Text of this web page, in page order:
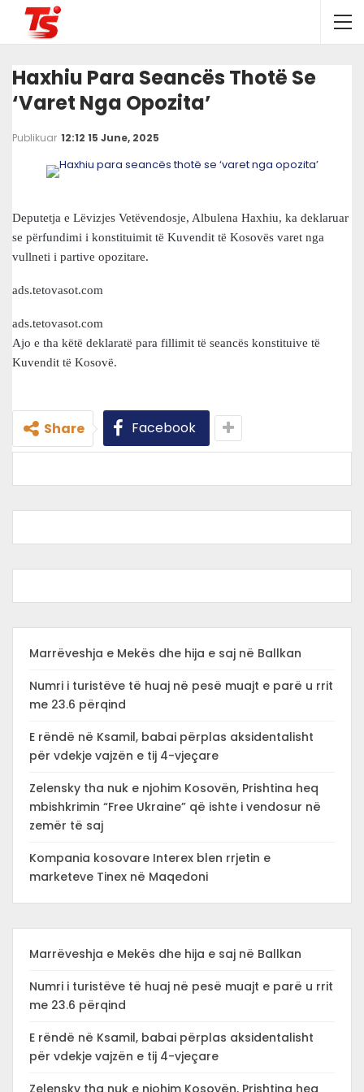
Haxhiu Para Seancës Thotë Se
‘varet Nga Opozita’
Publikuar 12:12 15 June, 2025
Deputetja e Lëvizjes Vetëvendosje, Albulena Haxhiu, ka deklaruar
se përfundimi i konstituimit të Kuvendit të Kosovës varet nga
vullneti i partive opozitare.
ads.tetovasot.com
ads.tetovasot.com
Ajo e tha këtë deklaratë para fillimit të seancës konstituive të
Kuvendit të Kosovë.
Share Facebook
Marrëveshja e Mekës dhe hija e saj në Ballkan
Numri i turistëve të huaj në pesë muajt e parë u rrit
me 23.6 përqind
E rëndë në Ksamil, babai përplas aksidentalisht
për vdekje vajzën e tij 4-vjeçare
Zelensky tha nuk e njohim Kosovën, Prishtina heq
mbishkrimin “Free Ukraine” që ishte i vendosur në
zemër të saj
Kompania kosovare Interex blen rrjetin e
marketeve Tinex në Maqedoni
Marrëveshja e Mekës dhe hija e saj në Ballkan
Numri i turistëve të huaj në pesë muajt e parë u rrit
me 23.6 përqind
E rëndë në Ksamil, babai përplas aksidentalisht
për vdekje vajzën e tij 4-vjeçare
Zelensky tha nuk e njohim Kosovën, Prishtina heq